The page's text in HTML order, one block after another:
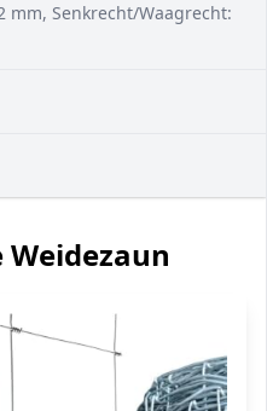
mm, Senkrecht/Waagrecht: